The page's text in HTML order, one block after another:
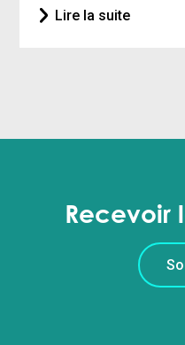
Lire la suite
Recevoir